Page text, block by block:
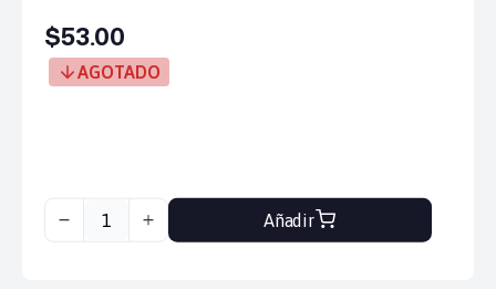
$53.00
AGOTADO
Añadir